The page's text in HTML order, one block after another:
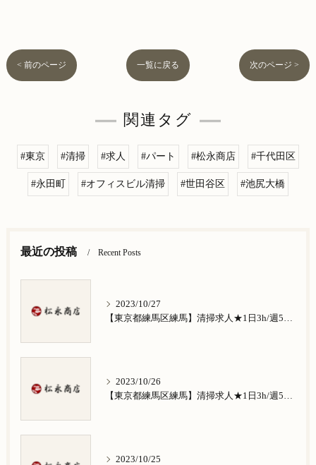
< 前のページ 一覧に戻る 次のページ >
関連タグ
#東京 #清掃 #求人 #パート #松永商店 #千代田区
#永田町 #オフィスビル清掃 #世田谷区 #池尻大橋
最近の投稿 Recent Posts
2023/10/27
【東京都練馬区練馬】清掃求人★1日3h/週5日/祝日お休み★谷原在住の方歓迎
2023/10/26
【東京都練馬区練馬】清掃求人★1日3h/週5日/祝日お休み★南田中在住の方歓迎
2023/10/25